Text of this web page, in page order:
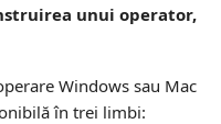
unui operator,
Windows sau Mac
în trei limbi: